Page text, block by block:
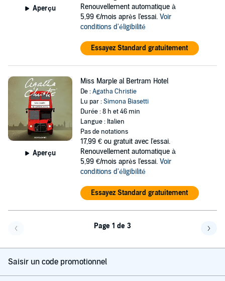
Aperçu
Renouvellement automatique à
5,99 €/mois après l'essai. Voir
conditions d'éligibilité
Essayez Standard gratuitement
Aperçu
Miss Marple al Bertram Hotel
De :Agatha Christie
Lu par :Simona Biasetti
Durée : 8 h et 46 min
Langue : Italien
Pas de notations
17,99 € ou gratuit avec l'essai.
Renouvellement automatique à
5,99 €/mois après l'essai. Voir
conditions d'éligibilité
Essayez Standard gratuitement
Page 1 de 3
Saisir un code promotionnel